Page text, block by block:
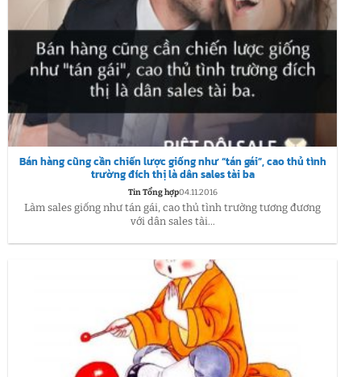
Bán hàng cũng cần chiến lược giống như “tán gái”, cao thủ tình
trường đích thị là dân sales tài ba
Tin Tổng hợp04.11.2016
Làm sales giống như tán gái, cao thủ tình trường tương đương
với dân sales tài...